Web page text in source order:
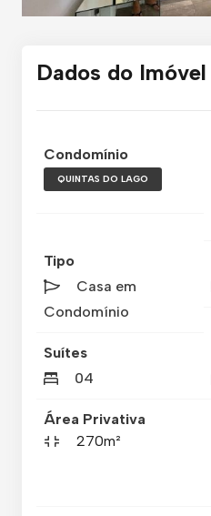
Dados do Imóvel
Condomínio
QUINTAS DO LAGO
Tipo
Casa em
Condomínio
Suítes
04
Área Privativa
270m²